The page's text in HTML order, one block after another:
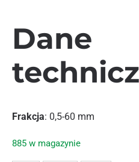
Dane
Frakcja: 0,5-60 mm
885 w magazynie